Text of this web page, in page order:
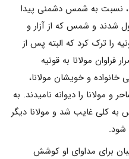
نسبت به شمس دشمنی پیدا
شدند و شمس که از آزار و
را ترک کرد که البته پس از
اصرار فراوان مولانا به قونیه
خانواده و خویشان مولانا،
و مولانا را دیوانه نامیدند. به
۶۴۵ هـ.ق شمس به کلی غایب شد و مولانا دیگر
شود.
برای مداوای او کوشش